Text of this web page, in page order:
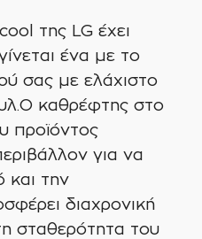
της LG έχει
ένα με το
σας με ελάχιστο
καθρέφτης στο
προϊόντος
για να
και την
διαχρονική
σταθερότητα του